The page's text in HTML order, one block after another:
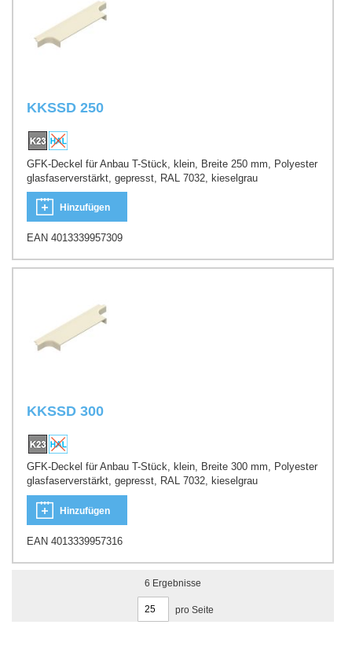
KKSSD 250
GFK-Deckel für Anbau T-Stück, klein, Breite 250 mm, Polyester
glasfaserverstärkt, gepresst, RAL 7032, kieselgrau
Hinzufügen
EAN 4013339957309
KKSSD 300
GFK-Deckel für Anbau T-Stück, klein, Breite 300 mm, Polyester
glasfaserverstärkt, gepresst, RAL 7032, kieselgrau
Hinzufügen
EAN 4013339957316
6 Ergebnisse
pro Seite